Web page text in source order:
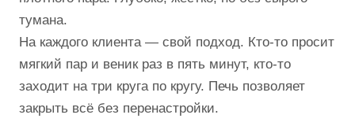
тумана.
На каждого клиента — свой подход. Кто-то просит
мягкий пар и веник раз в пять минут, кто-то
заходит на три круга по кругу. Печь позволяет
закрыть всё без перенастройки.